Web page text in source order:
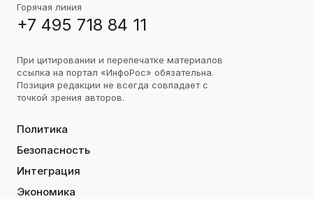
Горячая линия
+7 495 718 84 11
При цитировании и перепечатке материалов
ссылка на портал «ИнфоРос» обязательна.
Позиция редакции не всегда совпадает с
точкой зрения авторов.
Политика
Безопасность
Интеграция
Экономика